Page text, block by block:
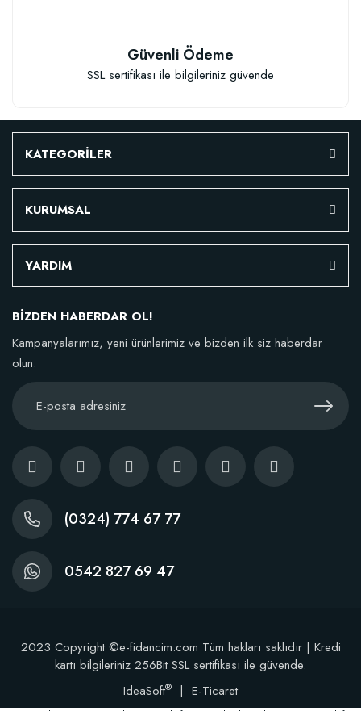
Çiçek Soğanları İçin Özel Karışım Çiçek Soğanı Dikim Gübresi (50 Soğan
Güvenli Ödeme
SSL sertifikası ile bilgileriniz güvende
KATEGORİLER
KURUMSAL
YARDIM
BİZDEN HABERDAR OL!
Kampanyalarımız, yeni ürünlerimiz ve bizden ilk siz haberdar
olun.
(0324) 774 67 77
0542 827 69 47
2023 Copyright ©e-fidancim.com Tüm hakları saklıdır | Kredi
kartı bilgileriniz 256Bit SSL sertifikası ile güvende.
IdeaSoft® | E-Ticaret